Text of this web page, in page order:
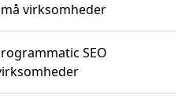
virksomheder
SEO